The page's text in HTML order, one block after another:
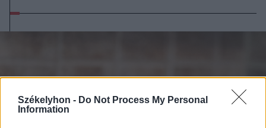
Székelyhon - Do Not Process My Personal
Information